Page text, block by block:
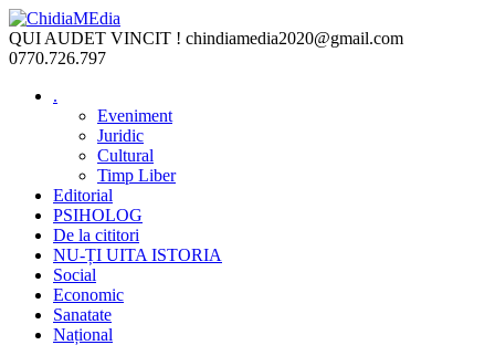
Skip
to
content
QUI AUDET VINCIT ! chindiamedia2020@gmail.com
0770.726.797
.
Eveniment
Juridic
Cultural
Timp Liber
Editorial
PSIHOLOG
De la cititori
NU-ȚI UITA ISTORIA
Social
Economic
Sanatate
Național